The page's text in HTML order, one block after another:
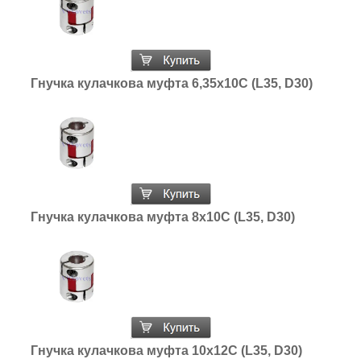
Гнучка кулачкова муфта 6,35х10С (L35, D30)
Гнучка кулачкова муфта 8х10С (L35, D30)
Гнучка кулачкова муфта 10х12С (L35, D30)